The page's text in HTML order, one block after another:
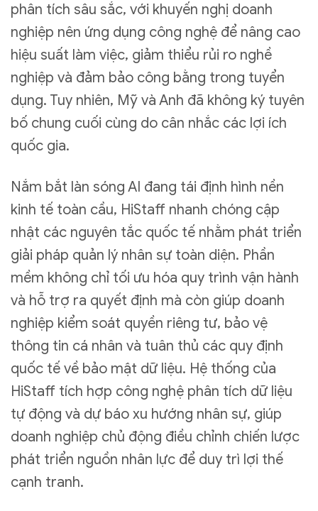
phân tích sâu sắc, với khuyến nghị doanh
nghiệp nên ứng dụng công nghệ để nâng cao
hiệu suất làm việc, giảm thiểu rủi ro nghề
nghiệp và đảm bảo công bằng trong tuyển
dụng. Tuy nhiên, Mỹ và Anh đã không ký tuyên
bố chung cuối cùng do cân nhắc các lợi ích
quốc gia.
Nắm bắt làn sóng AI đang tái định hình nền
kinh tế toàn cầu, HiStaff nhanh chóng cập
nhật các nguyên tắc quốc tế nhằm phát triển
giải pháp quản lý nhân sự toàn diện. Phần
mềm không chỉ tối ưu hóa quy trình vận hành
và hỗ trợ ra quyết định mà còn giúp doanh
nghiệp kiểm soát quyền riêng tư, bảo vệ
thông tin cá nhân và tuân thủ các quy định
quốc tế về bảo mật dữ liệu. Hệ thống của
HiStaff tích hợp công nghệ phân tích dữ liệu
tự động và dự báo xu hướng nhân sự, giúp
doanh nghiệp chủ động điều chỉnh chiến lược
phát triển nguồn nhân lực để duy trì lợi thế
cạnh tranh.